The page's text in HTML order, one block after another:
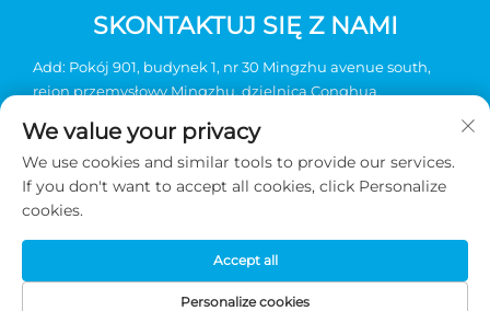
SKONTAKTUJ SIĘ Z NAMI
Add: Pokój 901, budynek 1, nr 30 Mingzhu avenue south,
rejon przemysłowy Mingzhu, dzielnica Conghua,
+86-2036031688 nr wewnętrzny 8048
E-mail:[email protected]
Prawa autorskie © 2026 Guangzhou AOJIE Science &
Technology sp. z o.o. Wszelkie prawa zastrzeżone -Polityka
prywatności
We value your privacy
We use cookies and similar tools to provide our services.
If you don't want to accept all cookies, click Personalize
cookies.
Personalize cookies
Accept all